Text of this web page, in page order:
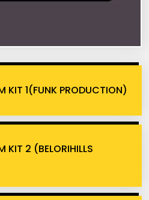
KIT 1(FUNK PRODUCTION)
KIT 2 (BELORIHILLS